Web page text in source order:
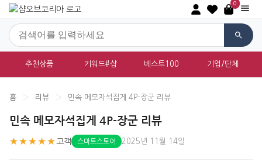
0
추천상품 키워드#샵 베스트100 기업/단체
홈 › 리뷰 › 민속 메모자석집게 4P-장군 리뷰
민속 메모자석집게 4P-장군 리뷰
★★★★★ 고객 스마트스토어 2025년 11월 14일